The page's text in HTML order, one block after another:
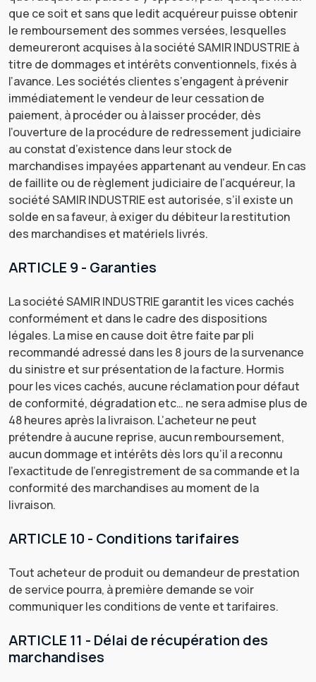
que ce soit et sans que ledit acquéreur puisse obtenir
le remboursement des sommes versées, lesquelles
demeureront acquises à la société SAMIR INDUSTRIE à
titre de dommages et intérêts conventionnels, fixés à
l’avance. Les sociétés clientes s’engagent à prévenir
immédiatement le vendeur de leur cessation de
paiement, à procéder ou à laisser procéder, dès
l’ouverture de la procédure de redressement judiciaire
au constat d’existence dans leur stock de
marchandises impayées appartenant au vendeur. En cas
de faillite ou de règlement judiciaire de l’acquéreur, la
société SAMIR INDUSTRIE est autorisée, s’il existe un
solde en sa faveur, à exiger du débiteur la restitution
des marchandises et matériels livrés.
ARTICLE 9 - Garanties
La société SAMIR INDUSTRIE garantit les vices cachés
conformément et dans le cadre des dispositions
légales. La mise en cause doit être faite par pli
recommandé adressé dans les 8 jours de la survenance
du sinistre et sur présentation de la facture. Hormis
pour les vices cachés, aucune réclamation pour défaut
de conformité, dégradation etc… ne sera admise plus de
48 heures après la livraison. L’acheteur ne peut
prétendre à aucune reprise, aucun remboursement,
aucun dommage et intérêts dès lors qu’il a reconnu
l’exactitude de l’enregistrement de sa commande et la
conformité des marchandises au moment de la
livraison.
ARTICLE 10 - Conditions tarifaires
Tout acheteur de produit ou demandeur de prestation
de service pourra, à première demande se voir
communiquer les conditions de vente et tarifaires.
ARTICLE 11 - Délai de récupération des
marchandises